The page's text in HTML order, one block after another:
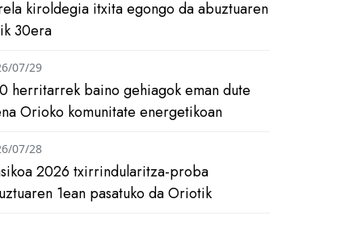
kiroldegia itxita egongo da abuztuaren
30era
herritarrek baino gehiagok eman dute
Orioko komunitate energetikoan
07/29
2026 txirrindularitza-proba
1ean pasatuko da Oriotik
07/28